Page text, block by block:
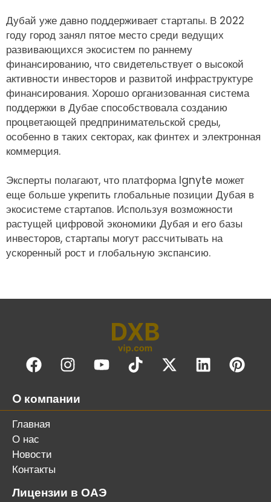
Дубай уже давно поддерживает стартапы. В 2022
году город занял пятое место среди ведущих
развивающихся экосистем по раннему
финансированию, что свидетельствует о высокой
активности инвесторов и развитой инфраструктуре
финансирования. Хорошо организованная система
поддержки в Дубае способствовала созданию
процветающей предпринимательской среды,
особенно в таких секторах, как финтех и электронная
коммерция.
Эксперты полагают, что платформа Ignyte может
еще больше укрепить глобальные позиции Дубая в
экосистеме стартапов. Используя возможности
растущей цифровой экономики Дубая и его базы
инвесторов, стартапы могут рассчитывать на
ускоренный рост и глобальную экспансию.
O компании
Главная
О нас
Новости
Контакты
Лицензии в ОАЭ